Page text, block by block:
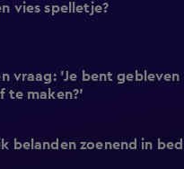
vies spelletje?
vraag: 'Je bent gebleven
te maken?'
belanden zoenend in bed